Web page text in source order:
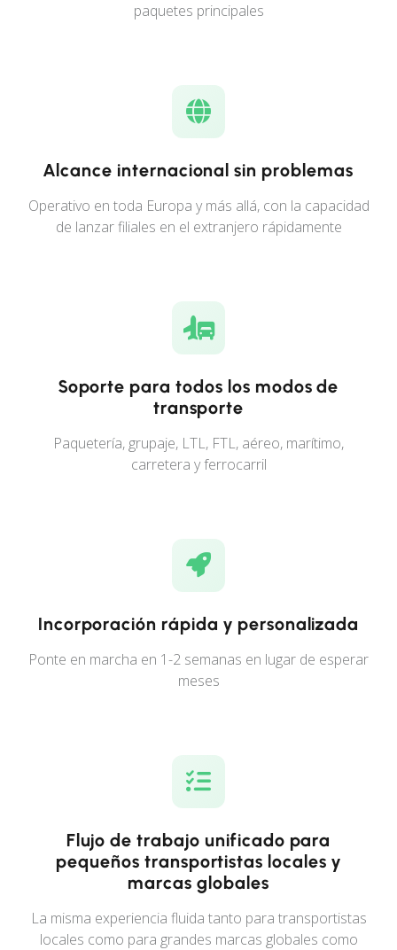
paquetes principales
Alcance internacional sin problemas
Operativo en toda Europa y más allá, con la capacidad
de lanzar filiales en el extranjero rápidamente
Soporte para todos los modos de
transporte
Paquetería, grupaje, LTL, FTL, aéreo, marítimo,
carretera y ferrocarril
Incorporación rápida y personalizada
Ponte en marcha en 1-2 semanas en lugar de esperar
meses
Flujo de trabajo unificado para
pequeños transportistas locales y
marcas globales
La misma experiencia fluida tanto para transportistas
locales como para grandes marcas globales como